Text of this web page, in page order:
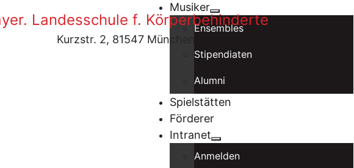
Musiker
Ensembles
Stipendiaten
Alumni
Spielstätten
Förderer
Intranet
Anmelden
Landesschule f. Körperbehinderte
Kurzstr. 2, 81547 München